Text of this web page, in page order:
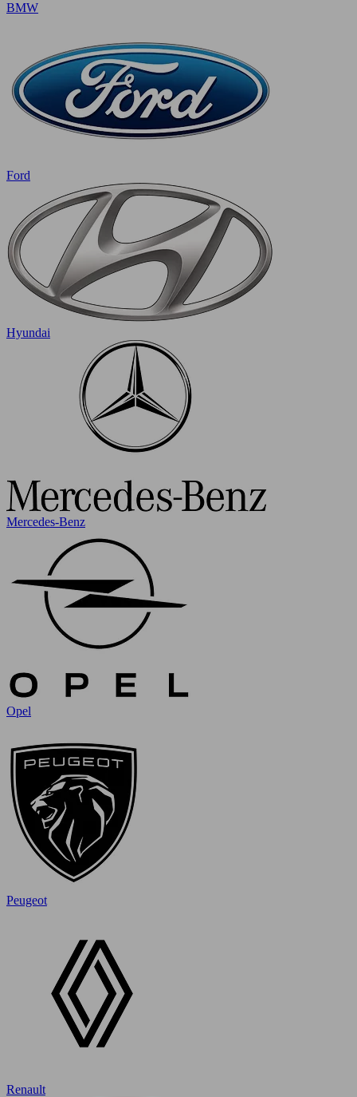
BMW
Ford
Hyundai
Mercedes-Benz
Opel
Peugeot
Renault